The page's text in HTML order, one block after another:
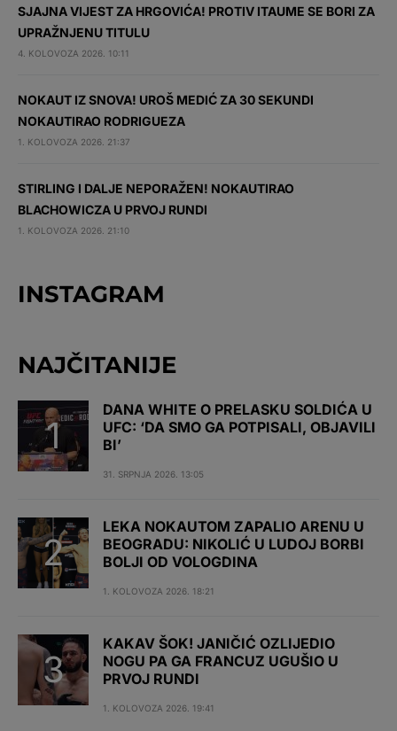
SJAJNA VIJEST ZA HRGOVIĆA! PROTIV ITAUME SE BORI ZA
UPRAŽNJENU TITULU
4. KOLOVOZA 2026. 10:11
NOKAUT IZ SNOVA! UROŠ MEDIĆ ZA 30 SEKUNDI
NOKAUTIRAO RODRIGUEZA
1. KOLOVOZA 2026. 21:37
STIRLING I DALJE NEPORAŽEN! NOKAUTIRAO
BLACHOWICZA U PRVOJ RUNDI
1. KOLOVOZA 2026. 21:10
INSTAGRAM
NAJČITANIJE
DANA WHITE O PRELASKU SOLDIĆA U
UFC: ‘DA SMO GA POTPISALI, OBJAVILI
BI’
31. SRPNJA 2026. 13:05
LEKA NOKAUTOM ZAPALIO ARENU U
BEOGRADU: NIKOLIĆ U LUDOJ BORBI
BOLJI OD VOLOGDINA
1. KOLOVOZA 2026. 18:21
KAKAV ŠOK! JANIČIĆ OZLIJEDIO
NOGU PA GA FRANCUZ UGUŠIO U
PRVOJ RUNDI
1. KOLOVOZA 2026. 19:41